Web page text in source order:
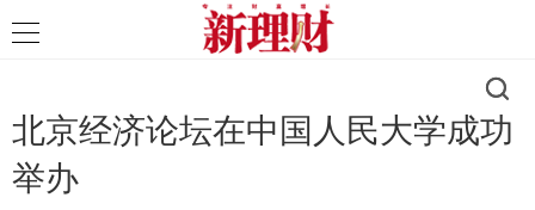
北京经济论坛在中国人民大学成功
举办